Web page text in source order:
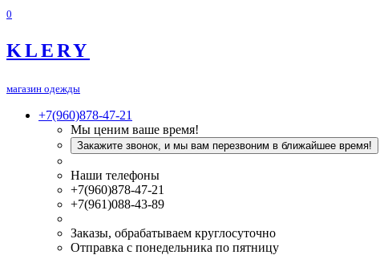
0
KLERY
магазин одежды
+7(960)878-47-21
Мы ценим ваше время!
Закажите звонок, и мы вам перезвоним в ближайшее время!
Наши телефоны
+7(960)878-47-21
+7(961)088-43-89
Заказы, обрабатываем круглосуточно
Отправка с понедельника по пятницу